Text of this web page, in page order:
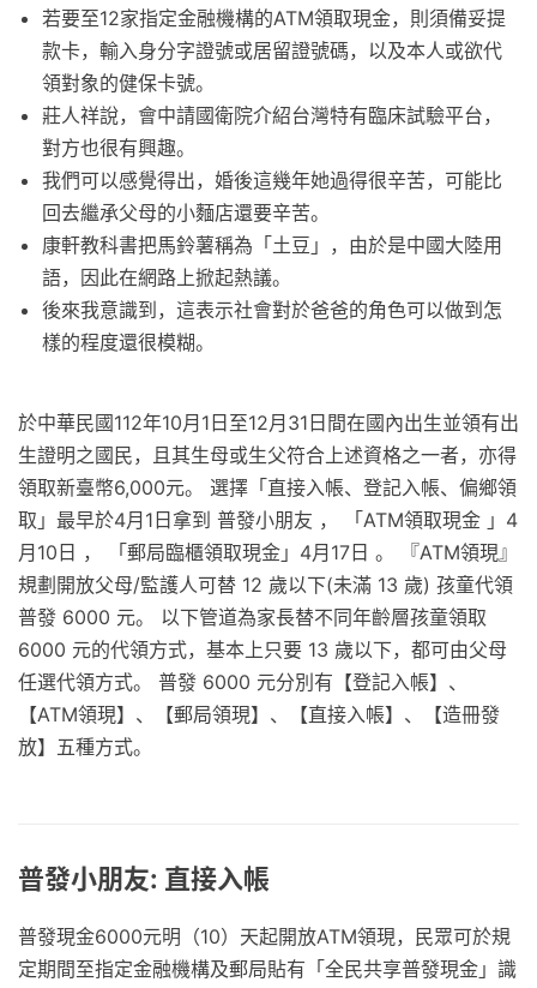
若要至12家指定金融機構的ATM領取現金，則須備妥提
款卡，輸入身分字證號或居留證號碼，以及本人或欲代
領對象的健保卡號。
莊人祥說，會中請國衛院介紹台灣特有臨床試驗平台，
對方也很有興趣。
我們可以感覺得出，婚後這幾年她過得很辛苦，可能比
回去繼承父母的小麵店還要辛苦。
康軒教科書把馬鈴薯稱為「土豆」，由於是中國大陸用
語，因此在網路上掀起熱議。
後來我意識到，這表示社會對於爸爸的角色可以做到怎
樣的程度還很模糊。
於中華民國112年10月1日至12月31日間在國內出生並領有出
生證明之國民，且其生母或生父符合上述資格之一者，亦得
領取新臺幣6,000元。 選擇「直接入帳、登記入帳、偏鄉領
取」最早於4月1日拿到 普發小朋友 ， 「ATM領取現金 」4
月10日 ， 「郵局臨櫃領取現金」4月17日 。 『ATM領現』
規劃開放父母/監護人可替 12 歲以下(未滿 13 歲) 孩童代領
普發 6000 元。 以下管道為家長替不同年齡層孩童領取
6000 元的代領方式，基本上只要 13 歲以下，都可由父母
任選代領方式。 普發 6000 元分別有【登記入帳】、
【ATM領現】、【郵局領現】、【直接入帳】、【造冊發
放】五種方式。
普發小朋友: 直接入帳
普發現金6000元明（10）天起開放ATM領現，民眾可於規
定期間至指定金融機構及郵局貼有「全民共享普發現金」識